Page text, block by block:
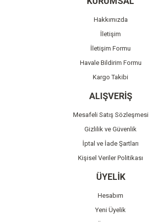
Ürün bilgilerinde hatalar bulunuyor.
Ürün fiyatı diğer sitelerden daha pahalı.
Bu ürüne benzer farklı alternatifler olmalı.
Gönder
Hakkımızda
İletişim
İletişim Formu
Havale Bildirim Formu
Kargo Takibi
ALIŞVERİŞ
Mesafeli Satış Sözleşmesi
Gizlilik ve Güvenlik
İptal ve İade Şartları
Kişisel Veriler Politikası
ÜYELİK
Hesabım
Yeni Üyelik